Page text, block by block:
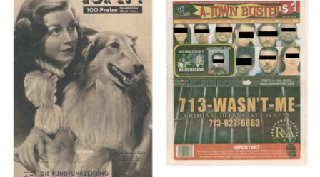
HÖR ZU! – 1949,
NUMMER 10, Woche
vom 27. Februar bis 05.
März
A-TOWN BUSTED –
8/15/16–9/1/16